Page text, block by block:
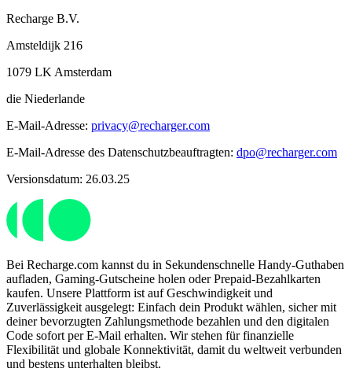
Recharge B.V.
Amsteldijk 216
1079 LK Amsterdam
die Niederlande
E-Mail-Adresse: privacy@recharger.com
E-Mail-Adresse des Datenschutzbeauftragten: dpo@recharger.com
Versionsdatum: 26.03.25
Bei Recharge.com kannst du in Sekundenschnelle Handy-Guthaben
aufladen, Gaming-Gutscheine holen oder Prepaid-Bezahlkarten
kaufen. Unsere Plattform ist auf Geschwindigkeit und
Zuverlässigkeit ausgelegt: Einfach dein Produkt wählen, sicher mit
deiner bevorzugten Zahlungsmethode bezahlen und den digitalen
Code sofort per E-Mail erhalten. Wir stehen für finanzielle
Flexibilität und globale Konnektivität, damit du weltweit verbunden
und bestens unterhalten bleibst.